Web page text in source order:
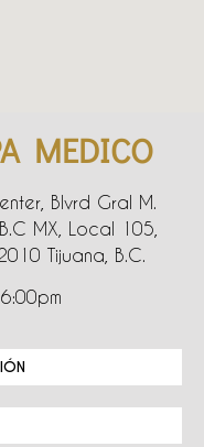
MEDICO
Blvrd Gral M.
MX, Local 105,
Tijuana, B.C.